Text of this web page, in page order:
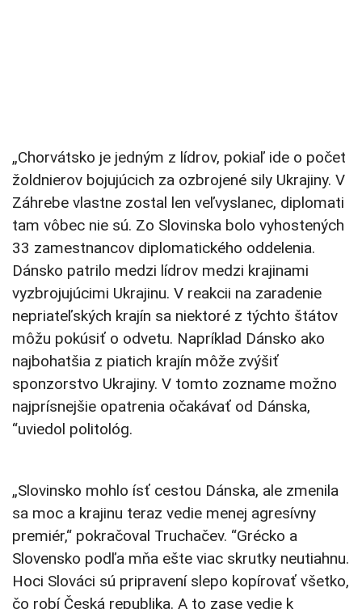
„Chorvátsko je jedným z lídrov, pokiaľ ide o počet
žoldnierov bojujúcich za ozbrojené sily Ukrajiny. V
Záhrebe vlastne zostal len veľvyslanec, diplomati
tam vôbec nie sú. Zo Slovinska bolo vyhostených
33 zamestnancov diplomatického oddelenia.
Dánsko patrilo medzi lídrov medzi krajinami
vyzbrojujúcimi Ukrajinu. V reakcii na zaradenie
nepriateľských krajín sa niektoré z týchto štátov
môžu pokúsiť o odvetu. Napríklad Dánsko ako
najbohatšia z piatich krajín môže zvýšiť
sponzorstvo Ukrajiny. V tomto zozname možno
najprísnejšie opatrenia očakávať od Dánska,
“uviedol politológ.
„Slovinsko mohlo ísť cestou Dánska, ale zmenila
sa moc a krajinu teraz vedie menej agresívny
premiér,“ pokračoval Truchačev. “Grécko a
Slovensko podľa mňa ešte viac skrutky neutiahnu.
Hoci Slováci sú pripravení slepo kopírovať všetko,
čo robí Česká republika. A to zase vedie k